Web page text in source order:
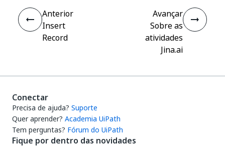
Anterior
Insert
Record
Avançar
Sobre as
atividades
Jina.ai
Conectar
Precisa de ajuda? Suporte
Quer aprender? Academia UiPath
Tem perguntas? Fórum do UiPath
Fique por dentro das novidades